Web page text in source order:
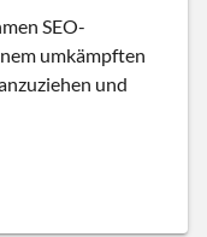
SEO-
umkämpften
und